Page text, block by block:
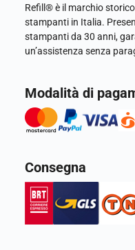
Refill® è il marchio
stampanti in Italia.
stampanti da 30 anni,
un’assistenza senza
Modalità di
Consegna